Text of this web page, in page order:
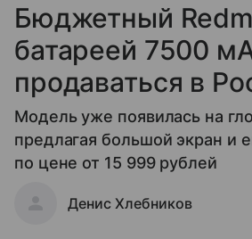
Бюджетный
батареей 7500
продаваться в
Модель уже появилась на
предлагая большой экран и
по цене от 15 999 рублей
Денис Хлебников